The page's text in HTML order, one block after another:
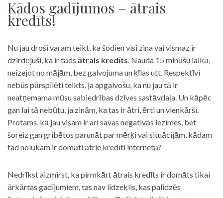
Kādos gadījumos – ātrais
kredīts!
Nu jau droši varam teikt, ka šodien visi zina vai vismaz ir
dzirdējuši, ka ir tāds ātrais kredīts. Nauda 15 minūšu laikā,
neizejot no mājām, bez galvojuma un ķīlas utt. Respektīvi
nebūs pārspīlēti teikts, ja apgalvošu, ka nu jau tā ir
neatņemama mūsu sabiedrības dzīves sastāvdaļa. Un kāpēc
gan lai tā nebūtu, ja zinām, ka tas ir ātri, ērti un vienkārši.
Protams, kā jau visam ir arī savas negatīvās iezīmes, bet
šoreiz gan gribētos parunāt par mērķi vai situācijām, kādam
tad nolūkam ir domāti ātrie kredīti internetā?
Nedrīkst aizmirst, ka pirmkārt ātrais kredīts ir domāts tikai
ārkārtas gadījumiem, tas nav līdzeklis, kas palīdzēs